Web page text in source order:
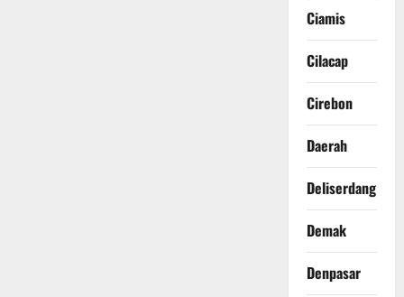
Ciamis
Cilacap
Cirebon
Daerah
Deliserdang
Demak
Denpasar